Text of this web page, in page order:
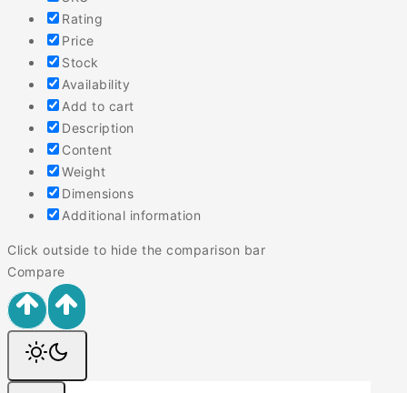
Rating
Price
Stock
Availability
Add to cart
Description
Content
Weight
Dimensions
Additional information
Click outside to hide the comparison bar
Compare